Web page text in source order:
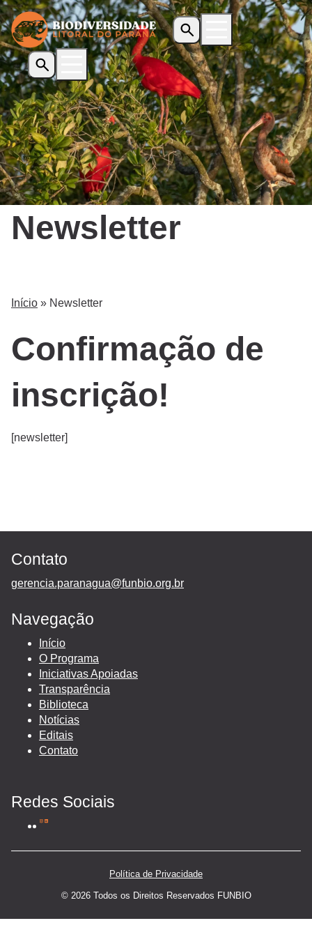
Início
O Programa
Iniciativas Apoiadas
Transparência
Biblioteca
Notícias
Editais
Newsletter
Início » Newsletter
Confirmação de
inscrição!
[newsletter]
Contato
gerencia.paranagua@funbio.org.br
Navegação
Início
O Programa
Iniciativas Apoiadas
Transparência
Biblioteca
Notícias
Editais
Contato
Redes Sociais
Política de Privacidade
© 2026 Todos os Direitos Reservados FUNBIO